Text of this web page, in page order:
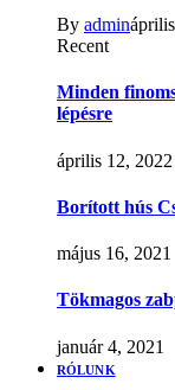
By admin
Recent
Minden
lépésre
április 12, 2022
Borított hús
május 16, 2021
Tökmagos
január 4, 2021
RÓLUNK